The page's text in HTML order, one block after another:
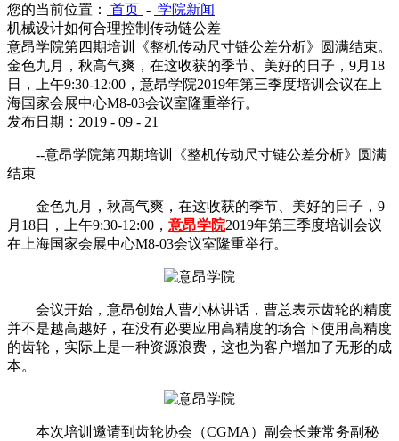
您的当前位置：
首页 - 学院新闻
机械设计如何合理控制传动链公差
意昂学院第四期培训《整机传动尺寸链公差分析》圆满结束。
金色九月，秋高气爽，在这收获的季节、美好的日子，9月18
日，上午9:30-12:00，意昂学院​2019年第三季度培训会议在上
海国家会展中心M8-03会议室隆重举行。
发布日期：2019 - 09 - 21
--意昂学院第四期培训《整机传动尺寸链公差分析》圆满
结束
金色九月，秋高气爽，在这收获的季节、美好的日子，9
月18日，上午9:30-12:00， 意昂学院2019年第三季度培训会议
在上海国家会展中心M8-03会议室隆重举行。
会议开始，意昂创始人曹小林讲话，曹总表示齿轮的精度
并不是越高越好，在没有必要应用高精度的场合下使用高精度
的齿轮，实际上是一种资源浪费，这也为客户增加了无形的成
本。
本次培训邀请到齿轮协会（CGMA）副会长兼常务副秘